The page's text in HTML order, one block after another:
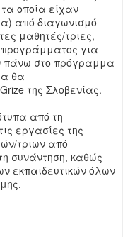
οποία είχαν
από διαγωνισμό
μαθητές/τριες,
προγράμματος για
πάνω στο πρόγραμμα
θα
της Σλοβενίας.
από τη
εργασίες της
τριων από
συνάντηση, καθώς
εκπαιδευτικών όλων